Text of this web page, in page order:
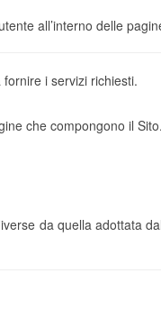
all’interno delle
i servizi richiesti.
che compongono il Sito.
da quella adottata